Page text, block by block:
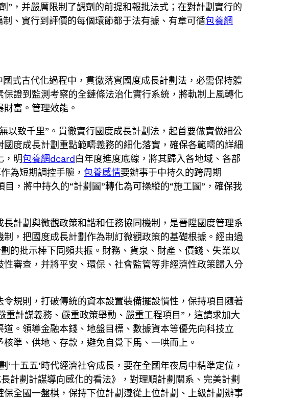
”，并嚴厲限制了調劑的前提和報批法式；在對計劃實行的
、實行到評價的每個環節都于法有據、有章可循包養網
式古代化過程中，貫徹落實國度成長計劃法，必需保持體
證到監測考察的全鏈條法治化實行系統，將軌制上風轉化
財富。管理效能。
以致千里”。貫徹實行國度成長計劃法，起首要做實做細公
度成長計劃重點範疇義務的細化落實，確保各範疇的詳細
，明包養網dcard白年度進度底線，將其歸入各地域、各部
為短期調控手腕，包養感情要辦事于中持久的跨周期
，將中持久的“計劃圖”轉化為可操縱的“施工圖”，確保我
計劃與微觀政策和諧和任務協同機制，是晉陞國度管理系
，把國度成長計劃作為制訂微觀政策的基礎根據。經由過
的批示棒下同頻共振。財務、貨泉、財產、價錢、失業以
審查，并將平安、環保、社會監管等非經濟性政策歸入分
規則，打破傳統的資本設置裝備擺設慣性，保持項目隨著
計謀義務、嚴重政策舉動、嚴重工程項目”，這請求加大
。領導金融本錢、地盤目標、數據資本等優先向科技立
準、供地、存款，避免自覺下馬、一哄而上。
十五五’時代經濟社會成長，要在全國年夜局中精準定位，
計劃計謀導向感化的看法》，對理順計劃關系、完美計劃
全國一盤棋，保持下位計劃遵從上位計劃、上級計劃辦事